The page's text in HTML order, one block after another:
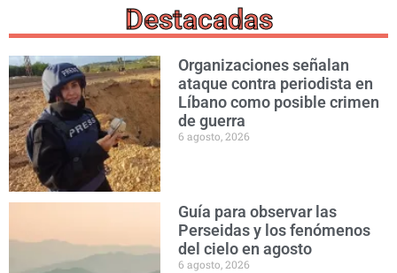
Destacadas
Organizaciones señalan
ataque contra periodista en
Líbano como posible crimen
de guerra
6 agosto, 2026
Guía para observar las
Perseidas y los fenómenos
del cielo en agosto
6 agosto, 2026